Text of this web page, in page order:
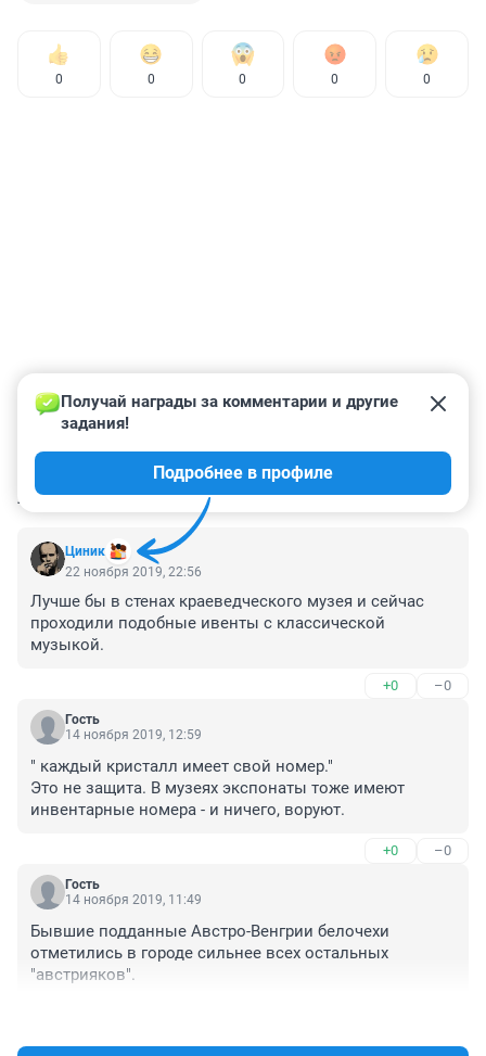
0 0 0 0 0
КОММЕНТАРИИ 16
Циник
Получай награды за комментарии и другие
задания!
Подробнее в профиле
22 ноября 2019, 22:56
Лучше бы в стенах краеведческого музея и сейчас
проходили подобные ивенты с классической
музыкой.
+0 –0
Гость
14 ноября 2019, 12:59
" каждый кристалл имеет свой номер."
Это не защита. В музеях экспонаты тоже имеют
инвентарные номера - и ничего, воруют.
+0 –0
Гость
14 ноября 2019, 11:49
Бывшие подданные Австро-Венгрии белочехи
отметились в городе сильнее всех остальных
"австрияков".